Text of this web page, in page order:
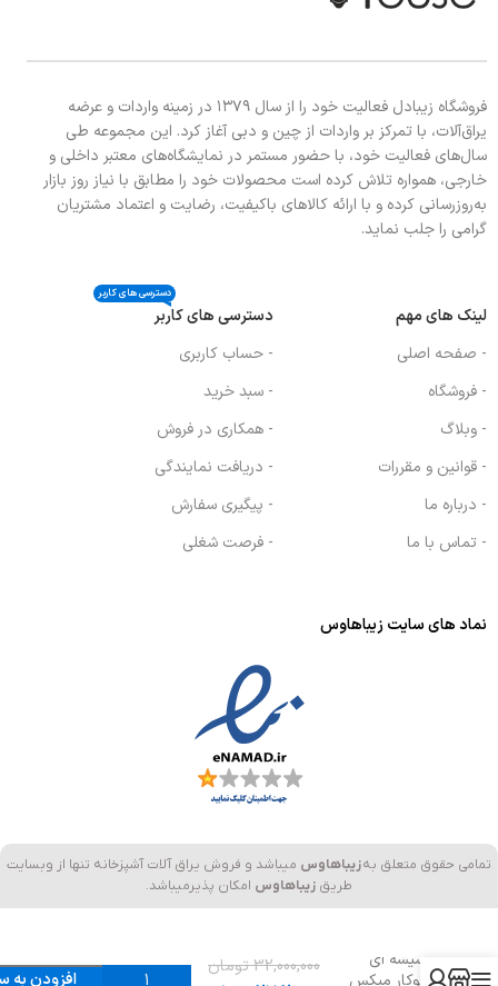
جزیی
فندک اتوماتیک دارای برچسب انرژی A
فروشگاه زیبادل فعالیت خود را از سال ۱۳۷۹ در زمینه واردات و عرضه
یراق‌آلات، با تمرکز بر واردات از چین و دبی آغاز کرد. این مجموعه طی
سال‌های فعالیت خود، با حضور مستمر در نمایشگاه‌های معتبر داخلی و
خارجی، همواره تلاش کرده است محصولات خود را مطابق با نیاز روز بازار
به‌روزرسانی کرده و با ارائه کالاهای باکیفیت، رضایت و اعتماد مشتریان
گرامی را جلب نماید.
لینک های مهم
- صفحه اصلی
- فروشگاه
- وبلاگ
- قوانین و مقررات
- درباره ما
- تماس با ما
دسترسی های کاربر
دسترسی های کاربر
- حساب کاربری
- سبد خرید
- همکاری در فروش
- دریافت نمایندگی
- پیگیری سفارش
- فرصت شغلی
نماد های سایت زیباهاوس
تمامی حقوق متعلق بهزیباهاوس میباشد و فروش یراق آلات آشپزخانه تنها از وبسایت
طریق زیباهاوس امکان پذیرمیباشد.
شیشه ای
توکار میکس
32,000,000تومان
افزودن به